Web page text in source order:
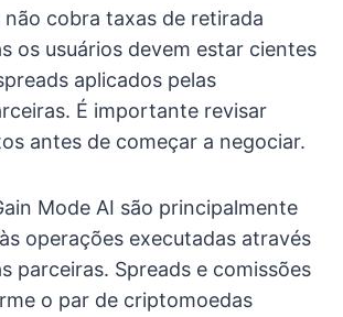
não cobra taxas de retirada
os usuários devem estar cientes
aplicados pelas
É importante revisar
antes de começar a negociar.
Mode AI são principalmente
operações executadas através
parceiras. Spreads e comissões
o par de criptomoedas